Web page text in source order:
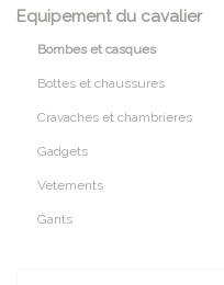
Equipement du cavalier
Bombes et casques
Bottes et chaussures
Cravaches et chambrieres
Gadgets
Vetements
Gants